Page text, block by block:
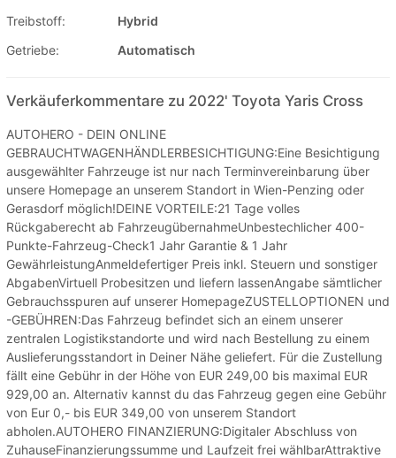
Treibstoff:
Hybrid
Getriebe:
Automatisch
Verkäuferkommentare zu 2022' Toyota Yaris Cross
AUTOHERO - DEIN ONLINE
GEBRAUCHTWAGENHÄNDLERBESICHTIGUNG:Eine Besichtigung
ausgewählter Fahrzeuge ist nur nach Terminvereinbarung über
unsere Homepage an unserem Standort in Wien-Penzing oder
Gerasdorf möglich!DEINE VORTEILE:21 Tage volles
Rückgaberecht ab FahrzeugübernahmeUnbestechlicher 400-
Punkte-Fahrzeug-Check1 Jahr Garantie & 1 Jahr
GewährleistungAnmeldefertiger Preis inkl. Steuern und sonstiger
AbgabenVirtuell Probesitzen und liefern lassenAngabe sämtlicher
Gebrauchsspuren auf unserer HomepageZUSTELLOPTIONEN und
-GEBÜHREN:Das Fahrzeug befindet sich an einem unserer
zentralen Logistikstandorte und wird nach Bestellung zu einem
Auslieferungsstandort in Deiner Nähe geliefert. Für die Zustellung
fällt eine Gebühr in der Höhe von EUR 249,00 bis maximal EUR
929,00 an. Alternativ kannst du das Fahrzeug gegen eine Gebühr
von Eur 0,- bis EUR 349,00 von unserem Standort
abholen.AUTOHERO FINANZIERUNG:Digitaler Abschluss von
ZuhauseFinanzierungssumme und Laufzeit frei wählbarAttraktive